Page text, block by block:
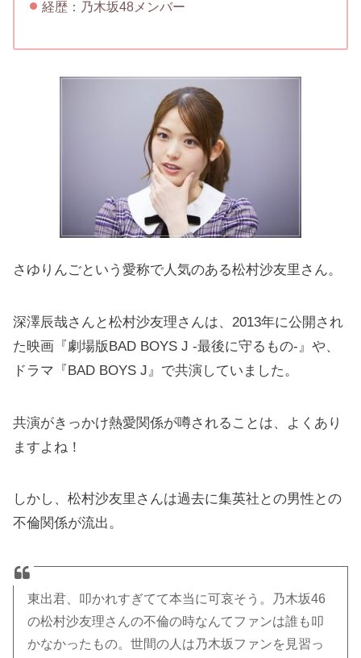
経歴：乃木坂48メンバー
さゆりんごという愛称で人気のある松村沙友里さん。
深澤辰哉さんと松村沙友理さんは、2013年に公開され
た映画『劇場版BAD BOYS J -最後に守るもの-』や、
ドラマ『BAD BOYS J』で共演していました。
共演がきっかけ熱愛関係が噂されることは、よくあり
ますよね！
しかし、松村沙友里さんは過去に集英社との男性との
不倫関係が流出。
東出君、叩かれすぎてて本当に可哀そう。乃木坂46
の松村沙友理さんの不倫の時なんてファンは誰も叩
かなかったもの。世間の人は乃木坂ファンを見習っ